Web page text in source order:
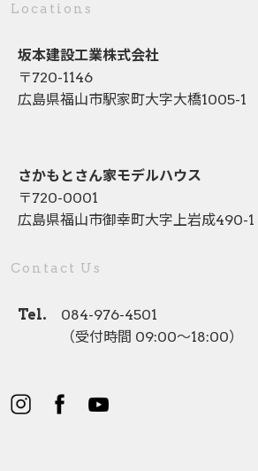
Locations
坂本建設工業株式会社
〒720-1146
広島県福山市駅家町大字大橋1005-1
さかもとさん家モデルハウス
〒720-0001
広島県福山市御幸町大字上岩成490-1
Contact Us
Tel.
084-976-4501
（受付時間 09:00〜18:00）